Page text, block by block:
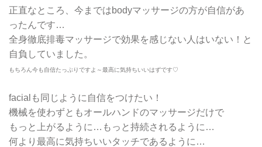
正直なところ、今まではbodyマッサージの方が自信があ
ったんです…
全身徹底排毒マッサージで効果を感じない人はいない！と
自負していました。
もちろん今も自信たっぷりですよ～最高に気持ちいいはずです♡
facialも同じように自信をつけたい！
機械を使わずともオールハンドのマッサージだけで
もっと上がるように…もっと持続されるように…
何より最高に気持ちいいタッチであるように…